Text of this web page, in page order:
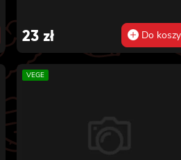
23 zł Do
VEGE